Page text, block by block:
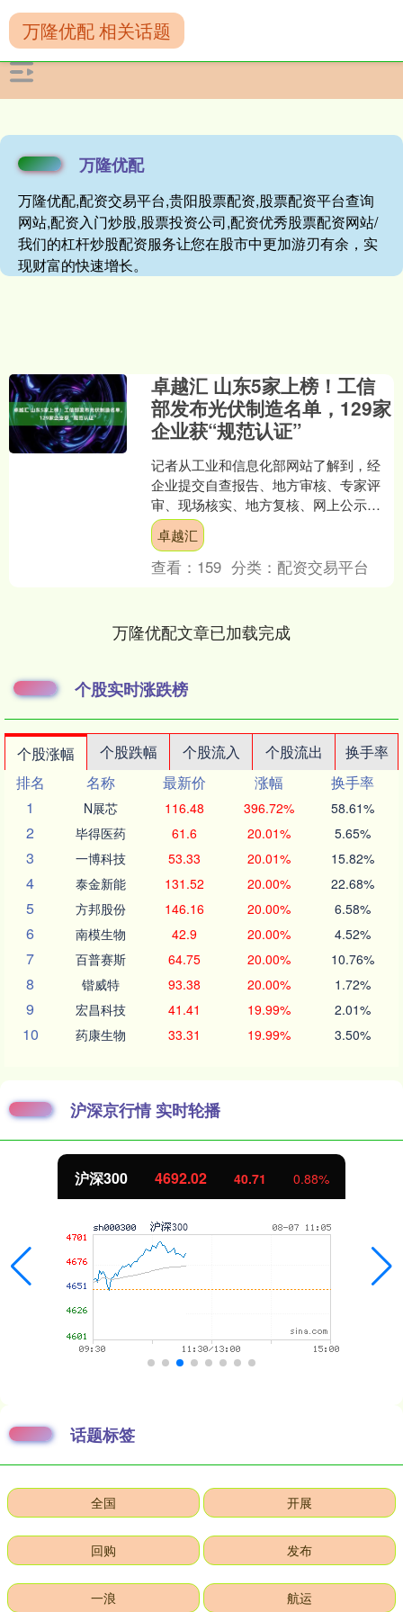
万隆优配
万隆优配,配资交易平台,贵阳股票配资,股票配资平台查询
网站,配资入门炒股,股票投资公司,配资优秀股票配资网站/
我们的杠杆炒股配资服务让您在股市中更加游刃有余，实
现财富的快速增长。
万隆优配 相关话题
卓越汇 山东5家上榜！工信
部发布光伏制造名单，129家
企业获“规范认证”
记者从工业和信息化部网站了解到，经
企业提交自查报告、地方审核、专家评
审、现场核实、地方复核、网上公示等
程序，129家企业入选有效符合《光伏制
造行业规范条件》企业....
卓越汇
查看： 159 分类： 配资交易平台
万隆优配文章已加载完成
个股实时涨跌榜
个股涨幅 个股跌幅 个股流入 个股流出
换手率
排名
名称 最新价 涨幅
换手率
1
N展芯 116.48 396.72% 58.61%
2 毕得医药 61.6 20.01% 5.65%
3 一博科技 53.33 20.01% 15.82%
4 泰金新能 131.52 20.00% 22.68%
5 方邦股份 146.16 20.00% 6.58%
6 南模生物 42.9 20.00% 4.52%
7 百普赛斯 64.75 20.00% 10.76%
8 锴威特 93.38 20.00% 1.72%
9 宏昌科技 41.41 19.99% 2.01%
10 药康生物 33.31 19.99% 3.50%
沪深京行情 实时轮播
沪深300 4692.02 40.71 0.88%
话题标签
全国 开展
回购 发布
一浪 航运